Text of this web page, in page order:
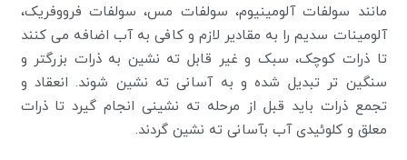
مانند سولفات آلومینیوم، سولفات مس، سولفات فرووفریک،
آلومینات سدیم را به مقادیر لازم و کافی به آب اضافه می کنند
تا ذرات کوچک، سبک و غیر قابل ته نشین به ذرات بزرگتر و
سنگین تر تبدیل شده و به آسانی ته نشین شوند. انعقاد و
تجمع ذرات باید قبل از مرحله ته نشینی انجام گیرد تا ذرات
معلق و کلوئیدی آب بآسانی ته نشین گردند.